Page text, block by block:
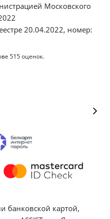
Московского
20.04.2022, номер:
515оценок.
банковской картой,